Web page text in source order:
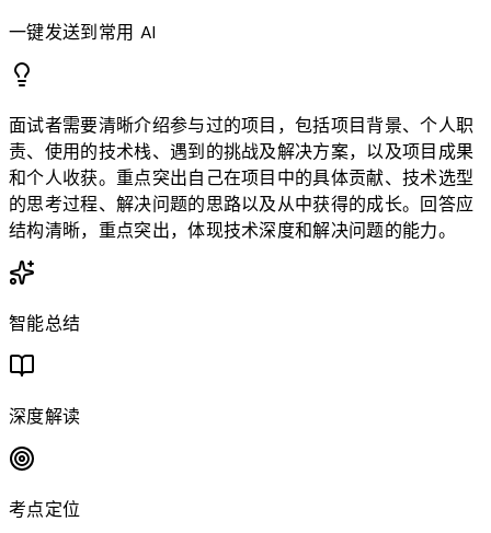
一键发送到常用 AI
面试者需要清晰介绍参与过的项目，包括项目背景、个人职
责、使用的技术栈、遇到的挑战及解决方案，以及项目成果
和个人收获。重点突出自己在项目中的具体贡献、技术选型
的思考过程、解决问题的思路以及从中获得的成长。回答应
结构清晰，重点突出，体现技术深度和解决问题的能力。
智能总结
深度解读
考点定位